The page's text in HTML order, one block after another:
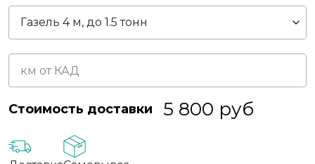
Стоимость доставки 5 800 руб